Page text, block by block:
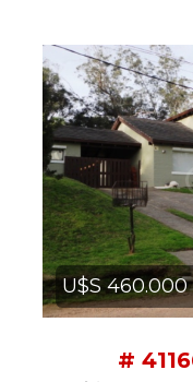
U$S 460.000
#